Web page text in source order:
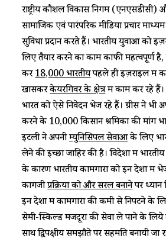
राष्ट्रीय कौशल विकास निगम (एनएसडीसी)
सामाजिक एवं पारंपरिक मीडिया प्रचार
सुविधा प्रदान करते हैं। भारतीय युवाओं को
लिए तैयार करने का काम काफी महत्वपूर्ण है,
कर18,000 भारतीयपहले ही इज़राइल में
खासकरकेयरगिवर के क्षेत्रमें काम कर रहे
भारत को ऐसे निवेदन भेज रहे हैं। ग्रीस ने भी
करने के 10,000 किसान श्रमिकों की मांग
इटली ने अपनीम्युनिसिपल सेवाओंके लिए
लेने की इच्छा जाहिर की है। विदेशों में
के कारण भारतीय कामगारों को इन देशों में
कागजीप्रक्रिया को और सरल बनानेपर ध्यान
इन देशों में कामगारों की कमी से निपटने के
सेमी-स्किल्ड मजदूरों की सेवा ले पाने के
साथ द्विपक्षीय समझौते पर सहमति बनायी जा